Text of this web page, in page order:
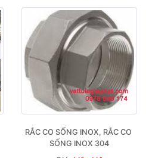
RẮC CO SỐNG INOX, RẮC CO
SỐNG INOX 304